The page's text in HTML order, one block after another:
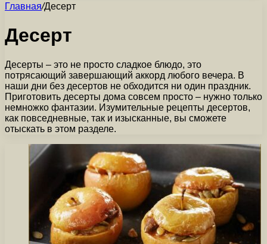
Главная/Десерт
Десерт
Десерты – это не просто сладкое блюдо, это
потрясающий завершающий аккорд любого вечера. В
наши дни без десертов не обходится ни один праздник.
Приготовить десерты дома совсем просто – нужно только
немножко фантазии. Изумительные рецепты десертов,
как повседневные, так и изысканные, вы сможете
отыскать в этом разделе.